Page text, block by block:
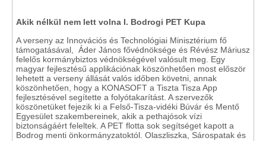
Akik nélkül nem lett volna I. Bodrogi PET Kupa
A verseny az Innovációs és Technológiai Minisztérium fő
támogatásával, Áder János fővédnöksége és Révész Máriusz
felelős kormánybiztos védnökségével valósult meg. Egy
magyar fejlesztésű applikációnak köszönhetően most először
lehetett a verseny állását valós időben követni, annak
köszönhetően, hogy a KONASOFT a Tiszta Tisza App
fejlesztésével segítette a folyótakarítást. A szervezők
köszönetüket fejezik ki a Felső-Tisza-vidéki Búvár és Mentő
Egyesület szakembereinek, akik a pethajósok vízi
biztonságáért feleltek. A PET flotta sok segítséget kapott a
Bodrog menti önkormányzatoktól. Olaszliszka, Sárospatak és